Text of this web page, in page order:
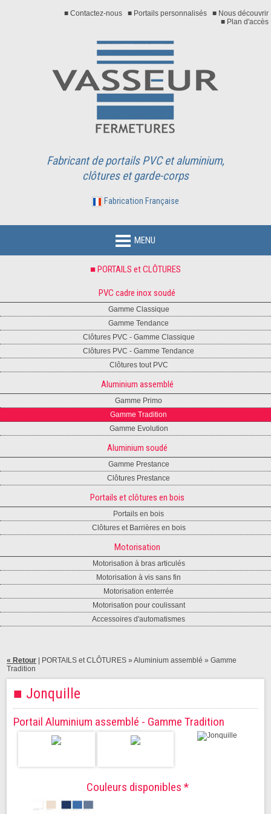
■ Nous découvrir
■ Portails personnalisés
■ Contactez-nous
■ Plan d'accès
Fabricant de portails PVC et aluminium,
clôtures et garde-corps
Fabrication Française
MENU
■ PORTAILS et CLÔTURES
PVC cadre inox soudé
Gamme Classique
Gamme Tendance
Clôtures PVC - Gamme Classique
Clôtures PVC - Gamme Tendance
Clôtures tout PVC
Aluminium assemblé
Gamme Primo
Gamme Tradition
Gamme Evolution
Aluminium soudé
Gamme Prestance
Clôtures Prestance
Portails et clôtures en bois
Portails en bois
Clôtures et Barrières en bois
Motorisation
Motorisation à bras articulés
Motorisation à vis sans fin
Motorisation enterrée
Motorisation pour coulissant
Accessoires d'automatismes
« Retour PORTAILS et CLÔTURES » Aluminium assemblé »Gamme
Tradition
■ Jonquille
Portail Aluminium assemblé - Gamme Tradition
Couleurs disponibles *